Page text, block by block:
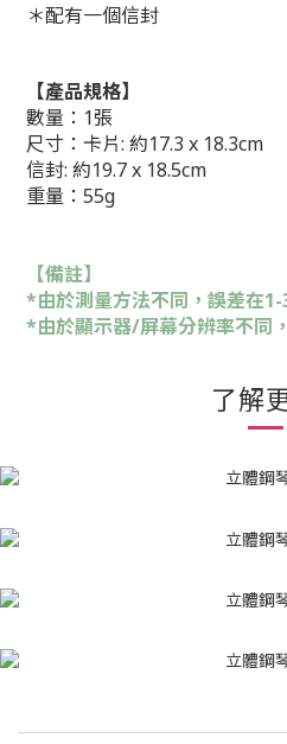
＊配有一個信封
【產品規格】
數量：1張
尺寸：卡片: 約17.3 x 18.3cm
信封: 約19.7 x 18.5cm
重量：55g
【備註】
*由於測量方法不同，誤差在
*由於顯示器/屏幕分辨率不同
了解